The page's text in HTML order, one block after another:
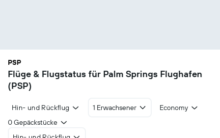
PSP
Flüge & Flugstatus für Palm Springs Flughafen
(PSP)
Hin- und Rückflug 1 Erwachsener
Economy
0 Gepäckstücke